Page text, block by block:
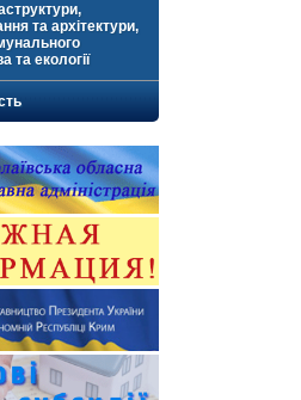
та архітектури,
та екології